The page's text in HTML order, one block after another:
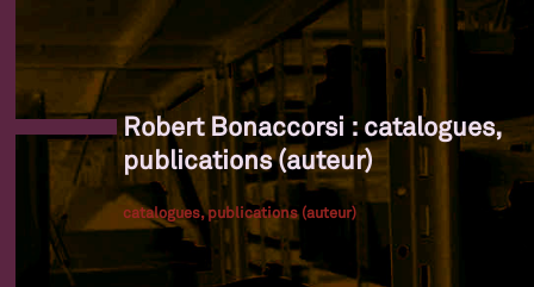
Robert Bonaccorsi : catalogues,
publications (auteur)
catalogues, publications (auteur)